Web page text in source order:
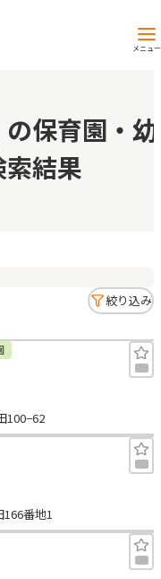
メニュー
の保育園・幼
結果
絞り込み
100−62
番地1